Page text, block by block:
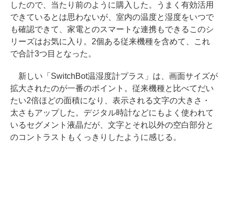
したので、当たり前のように購入した。うまく有効活用
できているとは思わないが、室内の温度と湿度をいつで
も確認できて、家電とのスマートな連携もできるこのシ
リーズはお気に入り。2個ある従来機種を含めて、これ
で合計3つ目となった。
新しい「SwitchBot温湿度計プラス」は、画面サイズが
拡大されたのが一番のポイント。従来機種と比べてだい
たい2倍ほどの面積になり、表示される文字の大きさ・
太さもアップした。デジタル時計などにもよく使われて
いるセグメント液晶だが、文字とそれ以外の空白部分と
のコントラストもくっきりしたように感じる。